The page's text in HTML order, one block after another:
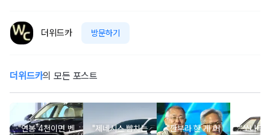
더위드카 방문하기
더위드카의 모든 포스트
"연봉 4천이면 벤
"제네시스 뺨치는
"깐부라 한 게 어
“쏘나타